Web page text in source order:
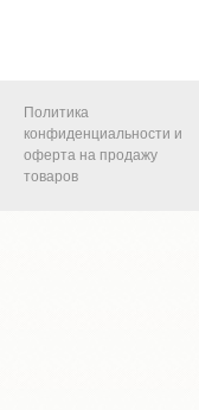
Политика
конфиденциальности и
оферта на продажу
товаров